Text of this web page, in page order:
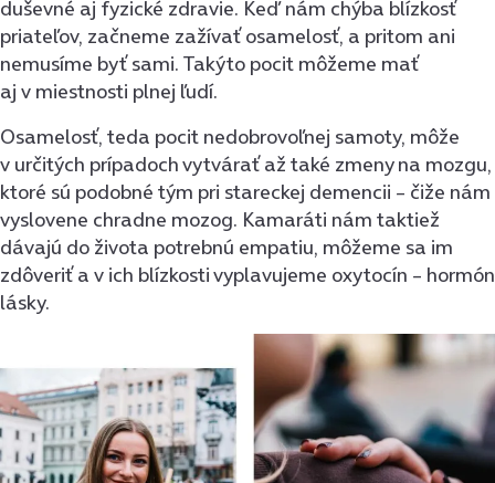
duševné aj fyzické zdravie. Keď nám chýba blízkosť
priateľov, začneme zažívať osamelosť, a pritom ani
nemusíme byť sami. Takýto pocit môžeme mať
aj v miestnosti plnej ľudí.
Osamelosť, teda pocit nedobrovoľnej samoty, môže
v určitých prípadoch vytvárať až také zmeny na mozgu,
ktoré sú podobné tým pri stareckej demencii – čiže nám
vyslovene chradne mozog. Kamaráti nám taktiež
dávajú do života potrebnú empatiu, môžeme sa im
zdôveriť a v ich blízkosti vyplavujeme oxytocín – hormón
lásky.